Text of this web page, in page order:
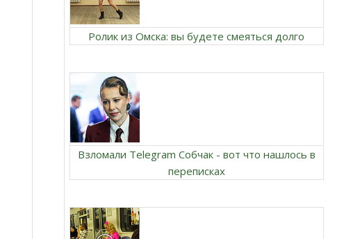
Ролик из Омска: вы будете смеяться долго
Взломали Telegram Собчак - вот что нашлось в
переписках